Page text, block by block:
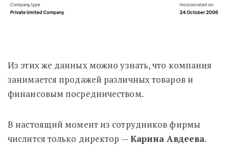
Из этих же данных можно узнать, что компания
занимается продажей различных товаров и
финансовым посредничеством.
В настоящий момент из сотрудников фирмы
числится только директор —Карина Авдеева.